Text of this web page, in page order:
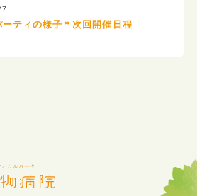
ーティの様子＊次回開催日程